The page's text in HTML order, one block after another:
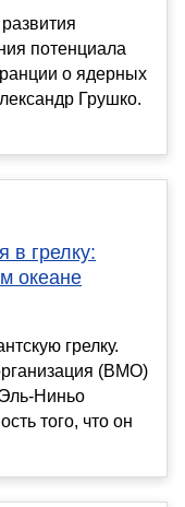
потенциала
о ядерных
Грушко.
в грелку:
океане
грелку.
(ВМО)
Ниньо
того, что он